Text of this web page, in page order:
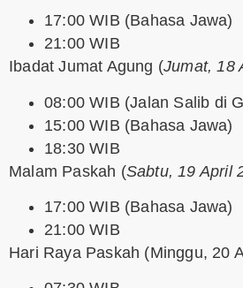
17:00 WIB (Bahasa Jawa)
21:00 WIB
Ibadat Jumat Agung (Jumat, 18
08:00 WIB (Jalan Salib di
15:00 WIB (Bahasa Jawa)
18:30 WIB
Malam Paskah (Sabtu, 19 April
17:00 WIB (Bahasa Jawa)
21:00 WIB
Hari Raya Paskah (Minggu, 20